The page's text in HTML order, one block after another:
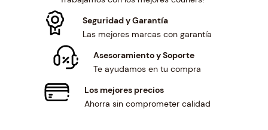
Seguridad y Garantía
Las mejores marcas con garantía
Asesoramiento y Soporte
Te ayudamos en tu compra
Los mejores precios
Ahorra sin comprometer calidad